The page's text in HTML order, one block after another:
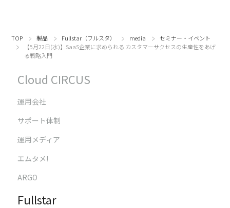
TOP 製品 Fullstar（フルスタ） media
セミナー・イベント
【5月22日(水)】SaaS企業に求められる カスタマーサクセスの生産性をあげ
る戦略入門
Cloud CIRCUS
運用会社
サポート体制
運用メディア
エムタメ!
ARGO
Fullstar